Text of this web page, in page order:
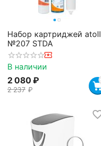
Набор картриджей atoll
№207 STDA
В наличии
2 080 ₽
2 237 ₽